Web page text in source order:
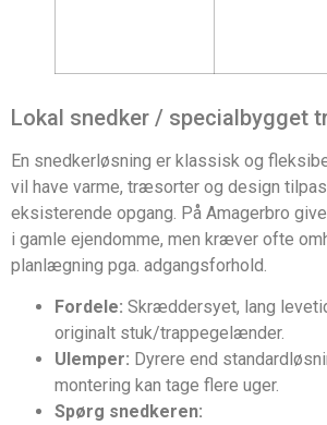
Lokal snedker / specialbygget
En snedkerløsning er klassisk og
vil have varme, træsorter og design
eksisterende opgang. På Amagerbro
i gamle ejendomme, men kræver ofte
planlægning pga. adgangsforhold.
Fordele: Skræddersyet, lang
originalt stuk/trappegelænder.
Ulemper: Dyrere end
montering kan tage flere uger.
Spørg snedkeren: